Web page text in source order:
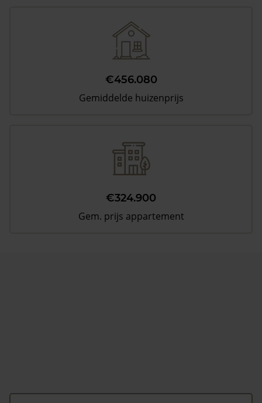
€456.080
Gemiddelde huizenprijs
€324.900
Gem. prijs appartement